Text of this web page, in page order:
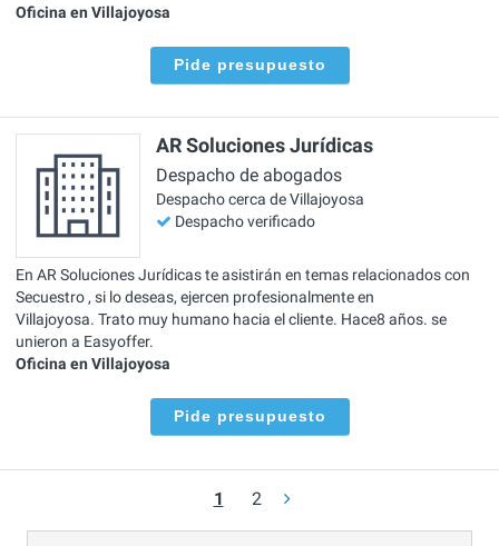
Oficina en Villajoyosa
Pide presupuesto
AR Soluciones Jurídicas
Despacho de abogados
Despacho cerca de Villajoyosa
Despacho verificado
En AR Soluciones Jurídicas te asistirán en temas relacionados con
Secuestro , si lo deseas, ejercen profesionalmente en
Villajoyosa. Trato muy humano hacia el cliente. Hace8 años. se
unieron a Easyoffer.
Oficina en Villajoyosa
Pide presupuesto
1 2